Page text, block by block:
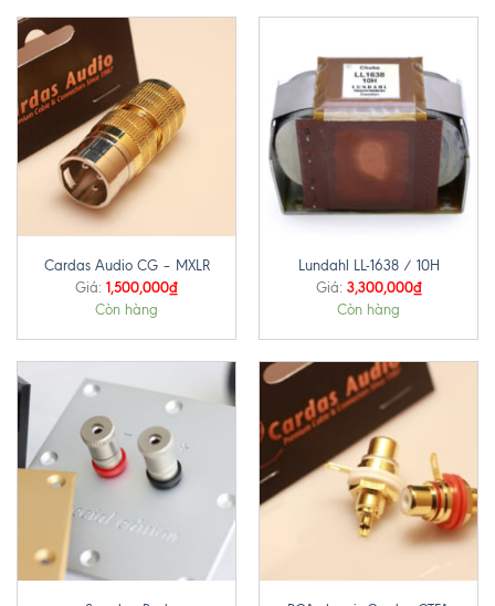
Cardas Audio CG – MXLR
Giá: 1,500,000₫
Còn hàng
Lundahl LL-1638 / 10H
Giá: 3,300,000₫
Còn hàng